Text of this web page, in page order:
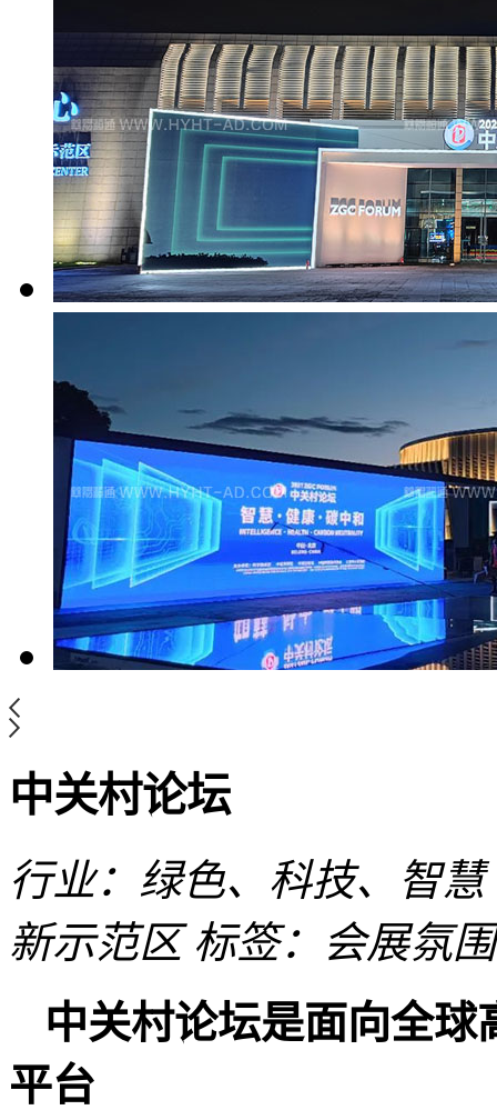
中关村论坛
行业：绿色、科技、智慧
新示范区 标签：会展氛
中关村论坛是面向全球
平台